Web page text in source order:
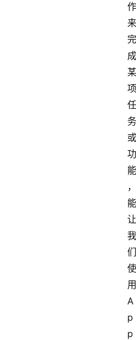
作
来
完
成
某
项
任
务
或
功
能
，
能
让
我
们
使
用
A
p
p